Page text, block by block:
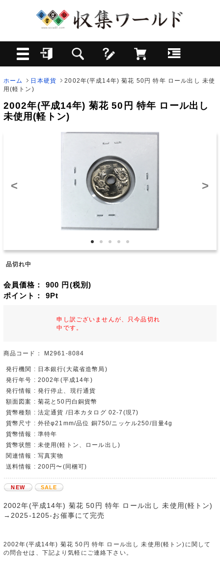
ホーム 日本硬貨
2002年(平成14年) 菊花 50円 特年 ロール出し 未使
用(軽トン)
2002年(平成14年) 菊花 50円 特年 ロール出し
未使用(軽トン)
< >
品切れ中
会員価格： 900 円(税別)
ポイント： 9Pt
申し訳ございませんが、只今品切れ
中です。
商品コード： M2961-8084
発行機関 : 日本銀行(大蔵省造幣局)
発行年号 : 2002年(平成14年)
発行情報 : 発行停止、現行通貨
額面図案 : 菊花と50円白銅貨幣
貨幣種類 : 法定通貨 /日本カタログ 02-7(現7)
貨幣尺寸 : 外径φ21mm/品位 銅750/ニッケル250/目量4g
貨幣情報 : 準特年
貨幣状態 : 未使用(軽トン、ロール出し)
関連情報 : 写真実物
送料情報 : 200円〜(同梱可)
NEW SALE
2002年(平成14年) 菊花 50円 特年 ロール出し 未使用(軽トン)
→2025-1205-お催事にて完売
2002年(平成14年) 菊花 50円 特年 ロール出し 未使用(軽トン)に関して
の問合せは、下記より気軽にご連絡下さい。